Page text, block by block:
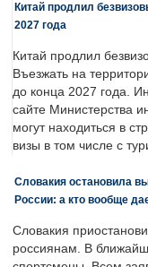
Китай продлил
2027 года
Китай продлил
Въезжать на
до конца 2027 года.
сайте Министерства
могут находиться в
визы в том числе с
Словакия остановила
России: а кто вообще
Словакия
россиянам. В